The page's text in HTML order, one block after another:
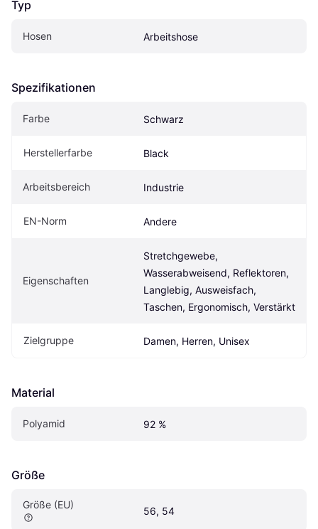
Typ
Hosen Arbeitshose
Spezifikationen
Farbe Schwarz
Herstellerfarbe Black
Arbeitsbereich Industrie
EN-Norm Andere
Eigenschaften
Stretchgewebe,
Wasserabweisend, Reflektoren,
Langlebig, Ausweisfach,
Taschen, Ergonomisch, Verstärkt
Zielgruppe Damen, Herren, Unisex
Material
Polyamid 92 %
Größe
Größe (EU)
56, 54